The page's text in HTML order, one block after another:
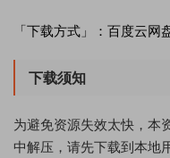
「下载方式」：百度云网
下载须知
为避免资源失效太快，本
中解压，请先下载到本地